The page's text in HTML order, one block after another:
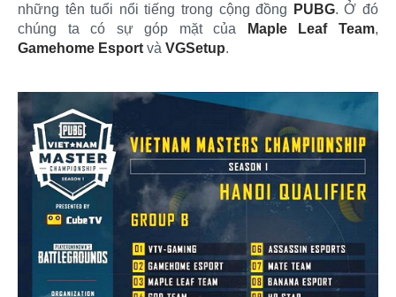
những tên tuổi nổi tiếng trong cộng đồng
PUBG. Ở đó
chúng ta có sự góp mặt của
Maple Leaf Team,
Gamehome Esport và VGSetup.